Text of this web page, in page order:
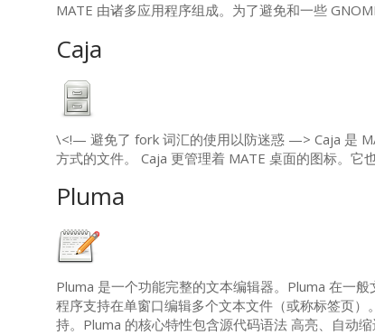
MATE 由诸多应用程序组成。为了避免和一些
Caja
\<!— 避免了 fork 词汇的使用以防迷惑 —> Caja 是
方式的文件。 Caja 更管理着 MATE 桌面的图标。它
Pluma
Pluma 是一个功能完整的文本编辑器。Pluma 在一
程序支持在单窗口编辑多个文本文件（或称标签页
持。Pluma 的核心特性包含源代码语法 高亮、自动